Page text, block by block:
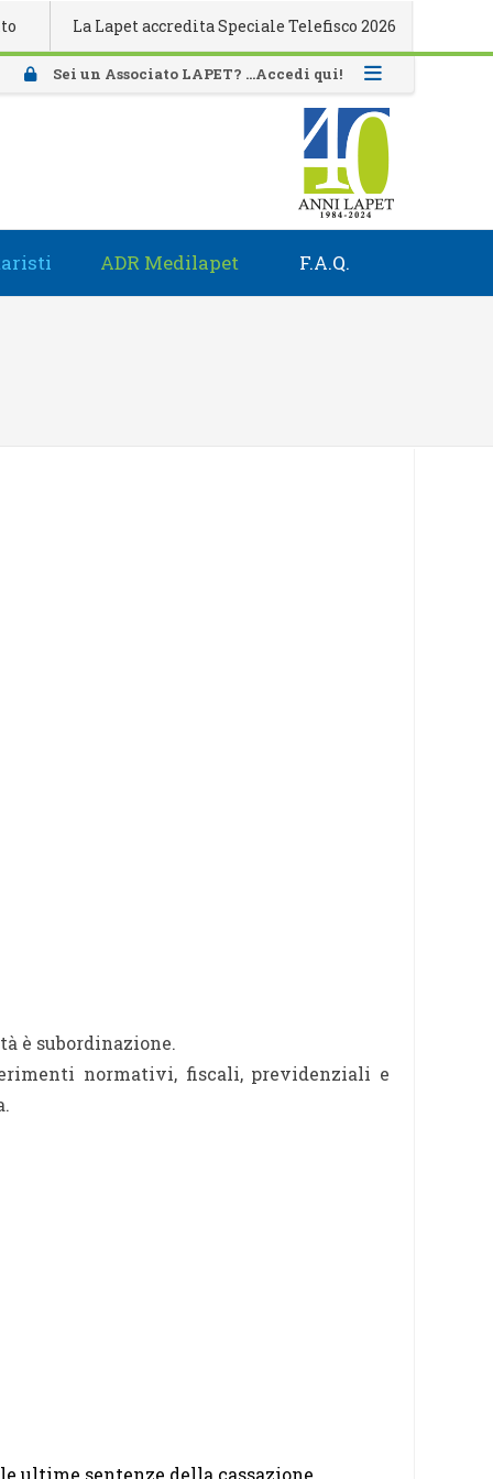
ADR Medilapet F.A.Q.
Sei un Associato LAPET? ...Accedi qui!
La Lapet accredita Speciale Telefisco 2026
è subordinazione.
normativi, fiscali, previdenziali e
ultime sentenze della cassazione